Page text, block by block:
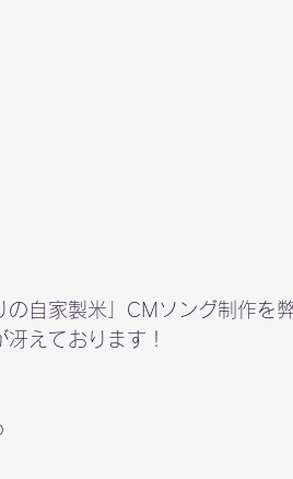
の自家製米」CMソング制作を
えております！